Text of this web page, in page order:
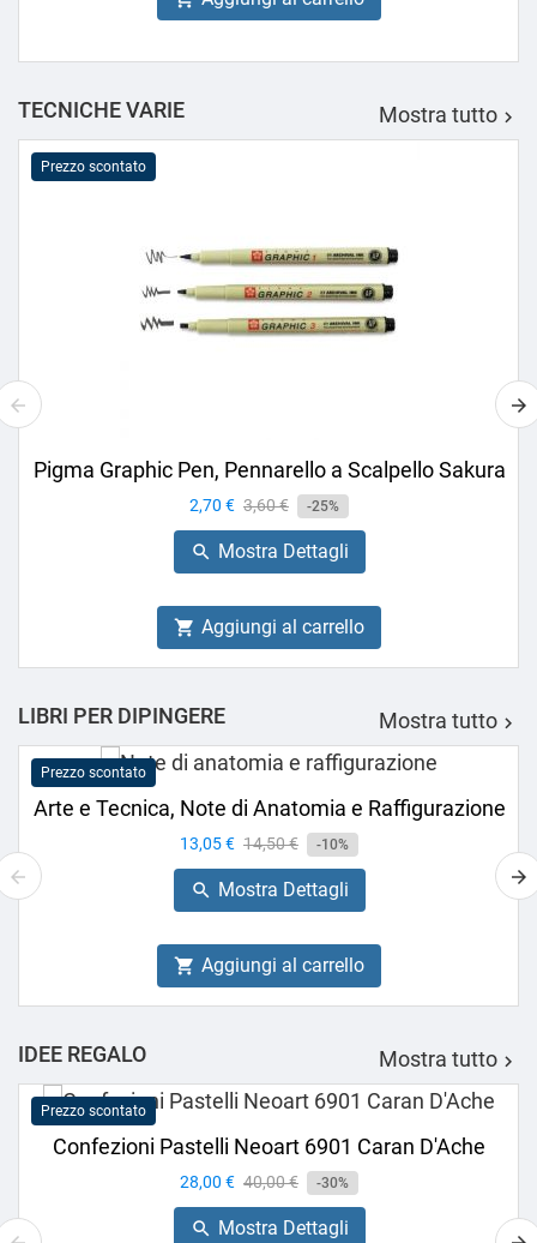
TECNICHE VARIE Mostra tutto 
Prezzo scontato
Pigma Graphic Pen, Pennarello a Scalpello Sakura
Prezzo
2,70 € Prezzo
base
3,60 € -25%
 Mostra Dettagli
 Aggiungi al carrello
LIBRI PER DIPINGERE Mostra tutto 
Prezzo scontato
Arte e Tecnica, Note di Anatomia e Raffigurazione
Prezzo
13,05 € Prezzo
base
14,50 € -10%
 Mostra Dettagli
 Aggiungi al carrello
IDEE REGALO Mostra tutto 
Prezzo scontato
Confezioni Pastelli Neoart 6901 Caran D'Ache
Prezzo
28,00 € Prezzo
base
40,00 € -30%
 Mostra Dettagli